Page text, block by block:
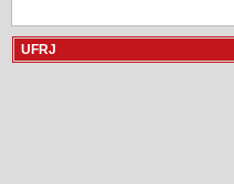
UFRJ